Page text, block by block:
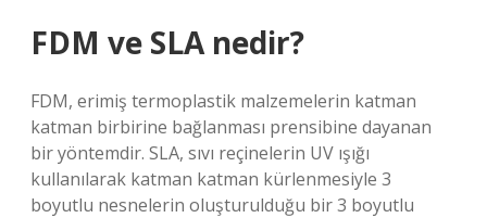
FDM ve SLA nedir?
FDM, erimiş termoplastik malzemelerin katman
katman birbirine bağlanması prensibine dayanan
bir yöntemdir. SLA, sıvı reçinelerin UV ışığı
kullanılarak katman katman kürlenmesiyle 3
boyutlu nesnelerin oluşturulduğu bir 3 boyutlu